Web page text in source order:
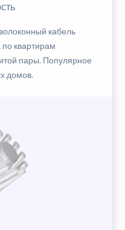
кабель
по квартирам
пары. Популярное
домов.